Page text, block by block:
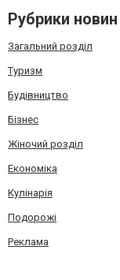
Рубрики новин
Загальний розділ
Туризм
Будівництво
Бізнес
Жіночий розділ
Економіка
Кулінарія
Подорожі
Реклама